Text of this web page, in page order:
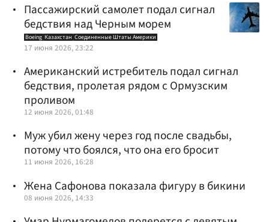
Пассажирский самолет подал сигнал
бедствия над Черным морем
Boeing Казахстан Соединенные Штаты Америки
17 июня 2026, 23:22
Американский истребитель подал сигнал
бедствия, пролетая рядом с Ормузским
проливом
12 июня 2026, 01:48
Муж убил жену через год после свадьбы,
потому что боялся, что она его бросит
11 июня 2026, 16:28
Жена Сафонова показала фигуру в бикини
08 июня 2026, 14:33